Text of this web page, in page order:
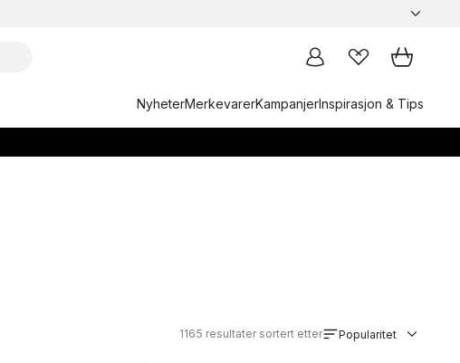
NyheterMerkevarerKampanjerInspirasjon & Tips
1165 resultater sortert etter Popularitet